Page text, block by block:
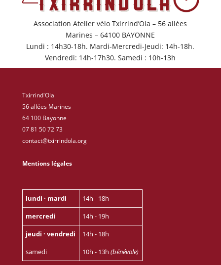
Association Atelier vélo Txirrind’Ola – 56 allées
Marines – 64100 BAYONNE
Lundi : 14h30-18h. Mardi-Mercredi-Jeudi: 14h-18h.
Vendredi: 14h-17h30. Samedi : 10h-13h
Txirrind'Ola
56 allées Marines
64 100 Bayonne
07 81 50 72 73
contact@txirrindola.org
Mentions légales
lundi · mardi
14h - 18h
mercredi
14h - 19h
jeudi · vendredi
14h - 18h
samedi
10h - 13h(bénévole)